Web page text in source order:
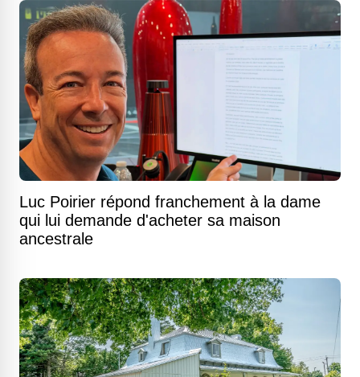
Luc Poirier répond franchement à la dame
qui lui demande d'acheter sa maison
ancestrale